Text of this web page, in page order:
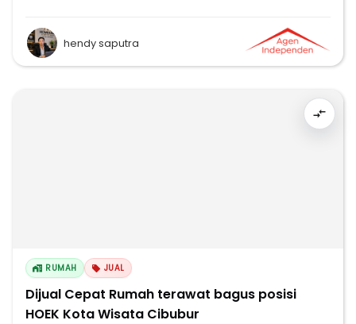
hendy saputra
RUMAH JUAL
Dijual Cepat Rumah terawat bagus posisi
HOEK Kota Wisata Cibubur